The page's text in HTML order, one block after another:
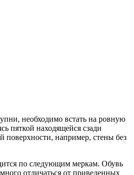
необходимо встать на ровную
пяткой находящейся сзади
поверхности, например, стены без
по следующим меркам. Обувь
отличаться от приведенных